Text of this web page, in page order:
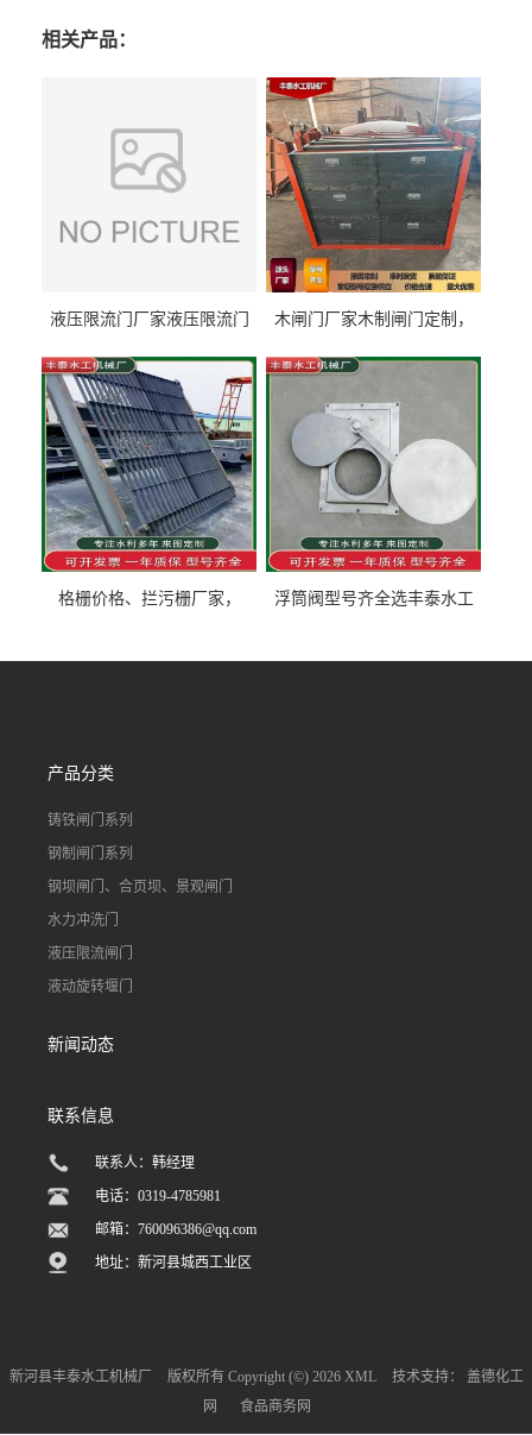
相关产品：
液压限流门厂家液压限流门
泰制造
木闸门厂家木制闸门定制，
型号齐全
格栅价格、拦污栅厂家，
浮筒阀型号齐全选丰泰水工
道水库电站污水处理钢制闸
产品分类
铸铁闸门系列
钢制闸门系列
钢坝闸门、合页坝、景观闸门
水力冲洗门
液压限流闸门
液动旋转堰门
新闻动态
联系信息
联系人：韩经理
电话：0319-4785981
邮箱：760096386@qq.com
地址：新河县城西工业区
新河县丰泰水工机械厂 版权所有 Copyright (©) 2026 XML 技术支持：
盖德化工
网
食品商务网